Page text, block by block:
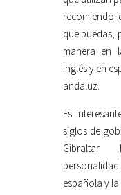
que puedas,
manera en
inglés y en
andaluz.
Es
siglos de
Gibraltar
española y